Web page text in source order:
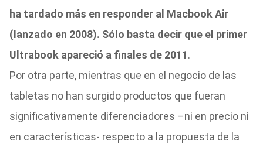
ha tardado más en responder al Macbook Air
(lanzado en 2008). Sólo basta decir que el primer
Ultrabook apareció a finales de 2011.
Por otra parte, mientras que en el negocio de las
tabletas no han surgido productos que fueran
significativamente diferenciadores –ni en precio ni
en características- respecto a la propuesta de la